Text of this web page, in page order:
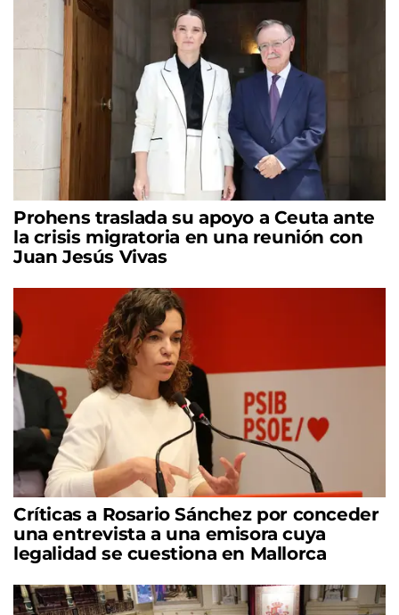
Prohens traslada su apoyo a Ceuta ante
la crisis migratoria en una reunión con
Juan Jesús Vivas
Críticas a Rosario Sánchez por conceder
una entrevista a una emisora cuya
legalidad se cuestiona en Mallorca